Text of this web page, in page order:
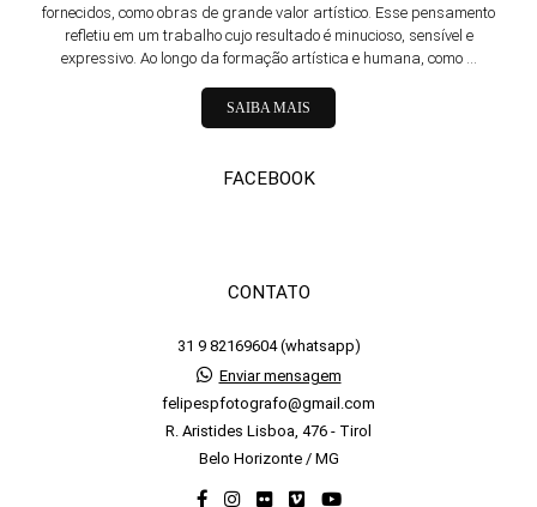
fornecidos, como obras de grande valor artístico. Esse pensamento
refletiu em um trabalho cujo resultado é minucioso, sensível e
expressivo. Ao longo da formação artística e humana, como ...
SAIBA MAIS
FACEBOOK
CONTATO
31 9 82169604 (whatsapp)
Enviar mensagem
felipespfotografo@gmail.com
R. Aristides Lisboa, 476 - Tirol
Belo Horizonte / MG